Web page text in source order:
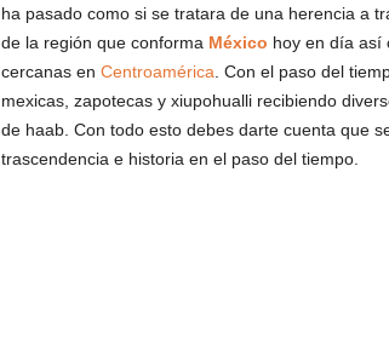
ha pasado como si se tratara de una herencia a
de la región que conforma México hoy en día así
cercanas en Centroamérica . Con el paso del
mexicas, zapotecas y xiupohualli recibiendo
de haab. Con todo esto debes darte cuenta que
trascendencia e historia en el paso del tiempo.